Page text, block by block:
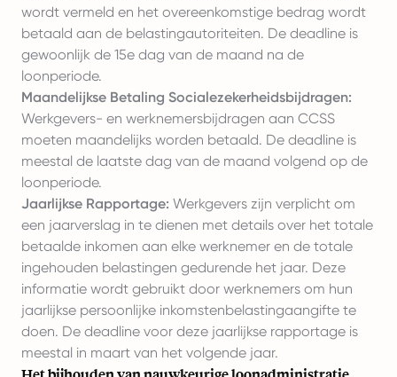
wordt vermeld en het overeenkomstige bedrag wordt
betaald aan de belastingautoriteiten. De deadline is
gewoonlijk de 15e dag van de maand na de
loonperiode.
Maandelijkse Betaling Socialezekerheidsbijdragen:
Werkgevers- en werknemersbijdragen aan CCSS
moeten maandelijks worden betaald. De deadline is
meestal de laatste dag van de maand volgend op de
loonperiode.
Jaarlijkse Rapportage: Werkgevers zijn verplicht om
een jaarverslag in te dienen met details over het totale
betaalde inkomen aan elke werknemer en de totale
ingehouden belastingen gedurende het jaar. Deze
informatie wordt gebruikt door werknemers om hun
jaarlijkse persoonlijke inkomstenbelastingaangifte te
doen. De deadline voor deze jaarlijkse rapportage is
meestal in maart van het volgende jaar.